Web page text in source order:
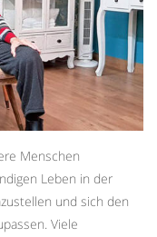
Menschen
Leben in der
und sich den
Viele